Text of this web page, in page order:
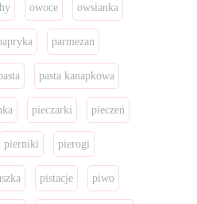
owoce owsianka
parmezan
pasta kanapkowa
pieczarki pieczeń
pierniki pierogi
pistacje piwo